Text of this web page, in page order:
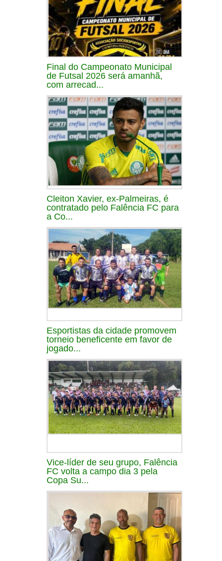
Final do Campeonato Municipal
de Futsal 2026 será amanhã,
com arrecad...
Cleiton Xavier, ex-Palmeiras, é
contratado pelo Falência FC para
a Co...
Esportistas da cidade promovem
torneio beneficente em favor de
jogado...
Vice-líder de seu grupo, Falência
FC volta a campo dia 3 pela
Copa Su...